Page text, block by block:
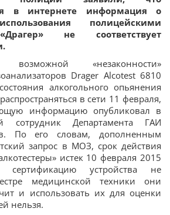
в интернете информация о
полицейскими
не соответствует
«незаконности»
Drager Alcotest 6810
алкогольного опьянения
в сети 11 февраля,
информацию опубликовал в
сотрудник Департамента ГАИ
По его словам, дополненным
запрос в МОЗ, срок действия
истек 10 февраля 2015
сертификацию устройства не
медицинской техники они
и использовать их для оценки
нельзя.